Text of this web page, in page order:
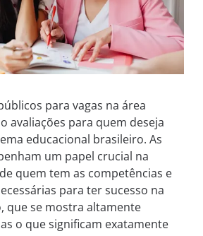
para vagas na área
avaliações para quem deseja
educacional brasileiro. As
um papel crucial na
quem tem as competências e
para ter sucesso na
que se mostra altamente
o que significam exatamente